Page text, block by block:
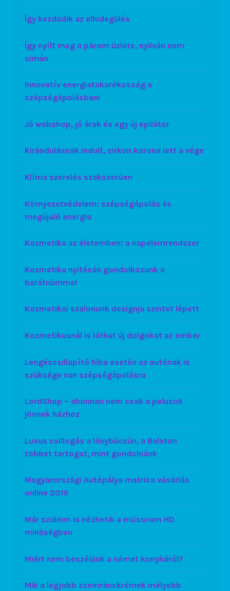
Így kezdődik az elhidegülés
Így nyílt meg a párom üzlete, nyilván nem
simán
Innovatív energiatakarékosság a
szépségápolásban!
Jó webshop, jó árak és egy új epilátor
Kirándulásnak indult, cirkon korona lett a vége
Klíma szerelés szakszerűen
Környezetvédelem: szépségápolás és
megújuló energia
Kozmetika az életemben: a napelemrendszer
Kozmetika nyitásán gondolkozunk a
barátnőmmel
Kozmetikai szalonunk designja szintet lépett
Kozmetikusnál is láthat új dolgokat az ember
Lengéscsillapító hiba esetén az autónak is
szüksége van szépségápolásra
LordShop – ahonnan nem csak a pelusok
jönnek házhoz
Luxus csillogás a lánybúcsún, a Balaton
többet tartogat, mint gondolnánk
Magyarországi Autópálya matrica vásárlás
online 2019
Már szüleim is nézhetik a műsorom HD
minőségben
Miért nem beszélünk a német konyháról?
Mik a legjobb szemránckrémek mélyebb